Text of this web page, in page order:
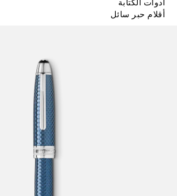
أدوات الكتابة
أقلام حبر سائل